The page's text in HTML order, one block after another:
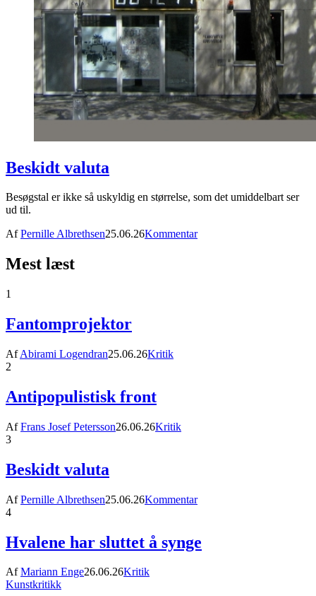
Beskidt valuta
Besøgstal er ikke så uskyldig en størrelse, som det umiddelbart ser
ud til.
AfPernille Albrethsen25.06.26Kommentar
Mest læst
1
Fantomprojektor
AfAbirami Logendran25.06.26Kritik
2
Antipopulistisk front
AfFrans Josef Petersson26.06.26Kritik
3
Beskidt valuta
AfPernille Albrethsen25.06.26Kommentar
4
Hvalene har sluttet å synge
AfMariann Enge26.06.26Kritik
Kunstkritikk